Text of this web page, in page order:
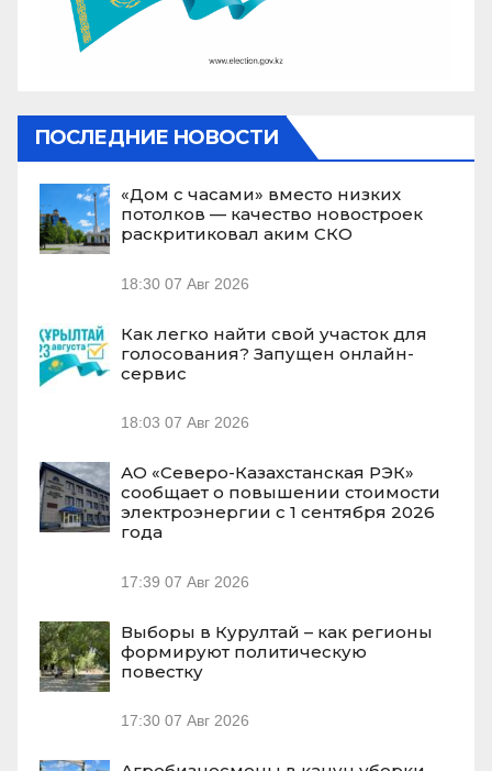
ПОСЛЕДНИЕ НОВОСТИ
«Дом с часами» вместо низких
потолков — качество новостроек
раскритиковал аким СКО
18:30 07 Авг 2026
Как легко найти свой участок для
голосования? Запущен онлайн-
сервис
18:03 07 Авг 2026
АО «Северо-Казахстанская РЭК»
сообщает о повышении стоимости
электроэнергии с 1 сентября 2026
года
17:39 07 Авг 2026
Выборы в Курултай – как регионы
формируют политическую
повестку
17:30 07 Авг 2026